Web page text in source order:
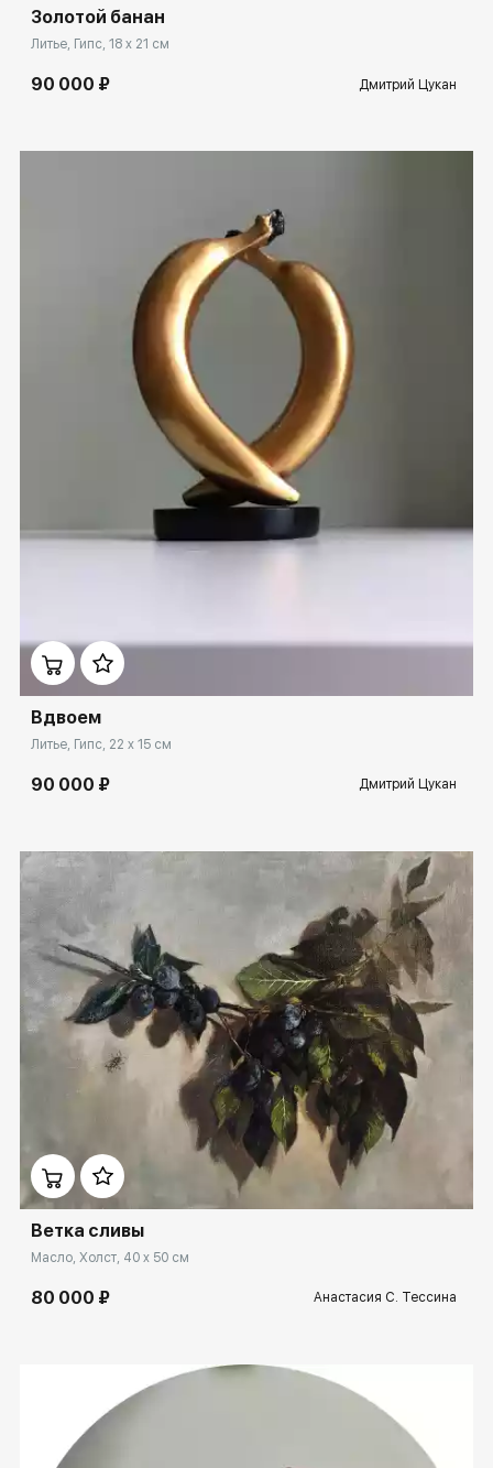
Золотой банан
Литье, Гипс, 18 x 21 см
90 000 ₽ Дмитрий Цукан
Вдвоем
Литье, Гипс, 22 x 15 см
90 000 ₽ Дмитрий Цукан
rakovgallery.ru
Ветка сливы
Масло, Холст, 40 x 50 см
80 000 ₽ Анастасия С. Тессина